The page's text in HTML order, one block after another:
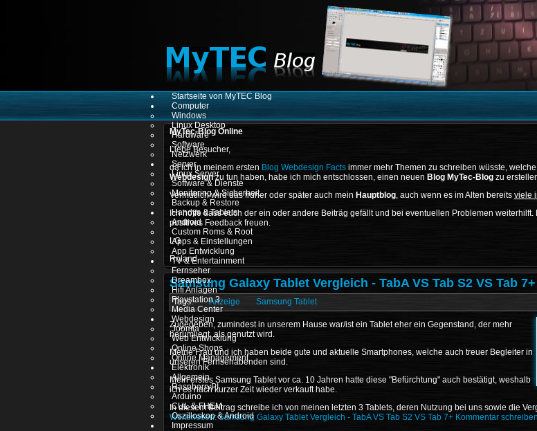
Startseite von MyTEC Blog
Computer
Windows
Linux Desktop
Hardware
Software
Netzwerk
Server
Linux Server
Software & Dienste
Monitoring & Sicherheit
Backup & Restore
Handys & Tablets
Android
Custom Roms & Root
Apps & Einstellungen
App Entwicklung
TV & Entertainment
Fernseher
Dreambox
Hifi Anlagen
Playstation 3
Media Center
Webdesign
Joomla
Web Entwicklung
Online Shops
Online Management
Elektronik
Allgemein
RaspberryPI
Arduino
CUL & FHEM
Oszilloskop & Android
Impressum
MyTec-Blog Online
Liebe Besucher,
da ich in meinem ersten Blog Webdesign Facts immer mehr Themen zu schreiben wüsste,
Webdesignzu tun haben, habe ich mich entschlossen, einen neuen Blog MyTec-Blog zu
Vermutlich wird das früher oder später auch mein Hauptblog, auch wenn es im Alten bereits viele
Ich hoffe dass euch der ein oder andere Beiträg gefällt und bei eventuellen Problemen
positives Feedback freuen.
LG
Roland
Samsung Galaxy Tablet Vergleich - TabA VS Tab S2 VS Tab 7+
Anzeige Samsung Tablet
Zugegeben, zumindest in unserem Hause war/ist ein Tablet eher ein Gegenstand, der mehr
herumliegt, als genutzt wird.
Meine Frau und ich haben beide gute und aktuelle Smartphones, welche auch treuer Begleiter in
unseren Fernsehabenden sind.
Mein erstes Samsung Tablet vor ca. 10 Jahren hatte diese "Befürchtung" auch bestätigt, weshalb
ich es nach kurzer Zeit wieder verkauft habe.
In diesem Beitrag schreibe ich von meinen letzten 3 Tablets, deren Nutzung bei uns sowie die
Weiterlesen: Samsung Galaxy Tablet Vergleich - TabA VS Tab S2 VS Tab 7+ Kommentar schreiben